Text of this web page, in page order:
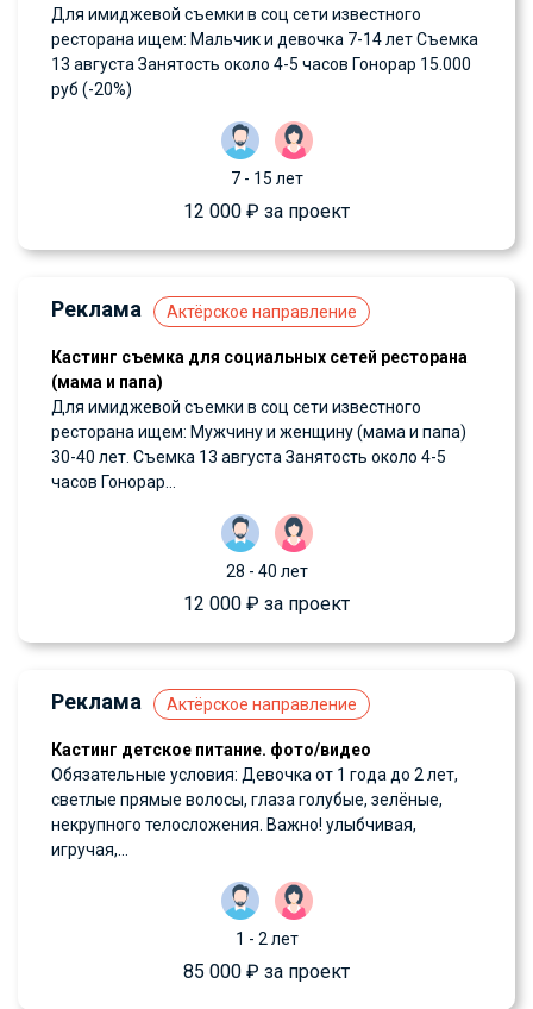
Для имиджевой съемки в соц сети известного
ресторана ищем: Мальчик и девочка 7-14 лет Съемка
13 августа Занятость около 4-5 часов Гонорар 15.000
руб (-20%)
7 - 15 лет
12 000 ₽ за проект
Реклама Актёрское направление
Кастинг съемка для социальных сетей ресторана
(мама и папа)
Для имиджевой съемки в соц сети известного
ресторана ищем: Мужчину и женщину (мама и папа)
30-40 лет. Съемка 13 августа Занятость около 4-5
часов Гонорар...
28 - 40 лет
12 000 ₽ за проект
Реклама Актёрское направление
Кастинг детское питание. фото/видео
Обязательные условия: Девочка от 1 года до 2 лет,
светлые прямые волосы, глаза голубые, зелёные,
некрупного телосложения. Важно! улыбчивая,
игручая,...
1 - 2 лет
85 000 ₽ за проект